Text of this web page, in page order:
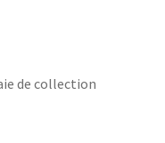
de collection